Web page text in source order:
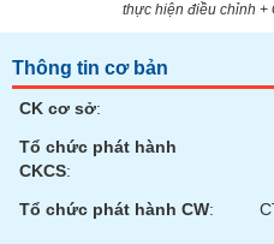
thực hiện điều chỉnh +
Thông tin cơ bản
CK cơ sở:
Tổ chức phát hành
CKCS:
Tổ chức phát hành CW:
thông
tài
chính